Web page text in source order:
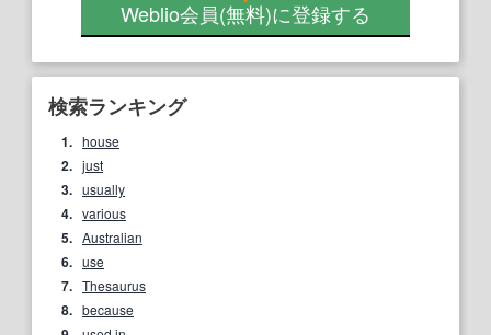
Weblio会員(無料)に登録する
検索ランキング
1. house
2. just
3. usually
4. various
5. Australian
6. use
7. Thesaurus
8. because